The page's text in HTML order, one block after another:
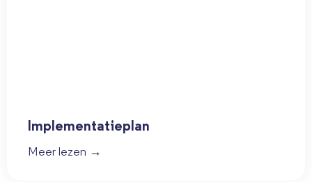
Implementatieplan
Meer lezen →